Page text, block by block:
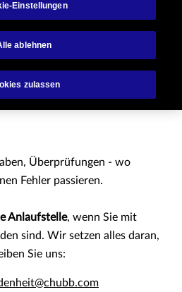
Überprüfungen - wo
Fehler passieren.
Anlaufstelle, wenn Sie mit
sind. Wir setzen alles daran,
Sie uns:
Einstellungen
ablehnen
zulassen